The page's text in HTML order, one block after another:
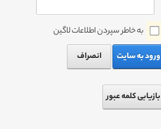
به خاطر سپردن اطلاعات لاگین
ورود به سایت
انصراف
بازیابی کلمه عبور